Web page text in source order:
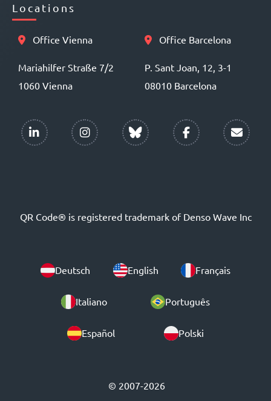
Locations
Office Vienna
Mariahilfer Straße 7/2
1060 Vienna
Office Barcelona
P. Sant Joan, 12, 3-1
08010 Barcelona
QR Code® is registered trademark of Denso Wave Inc
Deutsch English Français
Italiano Português
Español Polski
© 2007-2026